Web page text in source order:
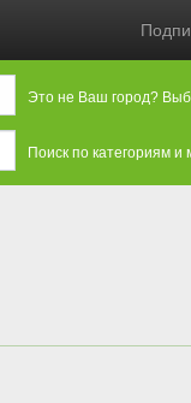
Это не Ваш город?
Поиск по категориям и